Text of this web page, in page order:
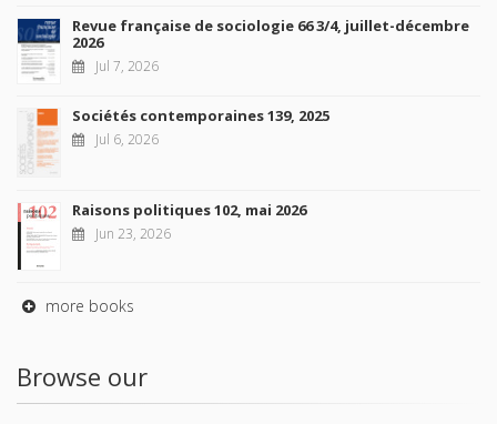
Revue française de sociologie 66 3/4, juillet-décembre
2026
Jul 7, 2026
Sociétés contemporaines 139, 2025
Jul 6, 2026
Raisons politiques 102, mai 2026
Jun 23, 2026
more books
Browse our